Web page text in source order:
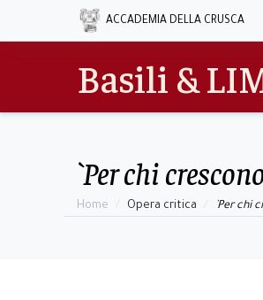
ACCADEMIA DELLA CRUSCA
Basili &
`Per chi
Home Opera critica `Per chi